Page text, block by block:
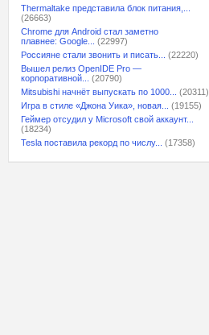
Thermaltake представила блок питания,...
(26663)
Chrome для Android стал заметно
плавнее: Google...
(22997)
Россияне стали звонить и писать...
(22220)
Вышел релиз OpenIDE Pro —
корпоративной...
(20790)
Mitsubishi начнёт выпускать по 1000...
(20311)
Игра в стиле «Джона Уика», новая...
(19155)
Геймер отсудил у Microsoft свой аккаунт...
(18234)
Tesla поставила рекорд по числу...
(17358)